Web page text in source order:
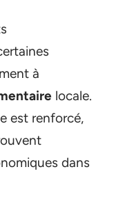
à
locale.
est renforcé,
dans